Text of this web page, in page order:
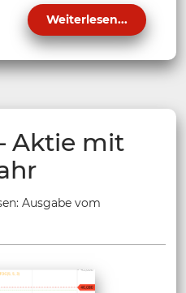
Weiterlesen...
Aktie mit
Ausgabe vom